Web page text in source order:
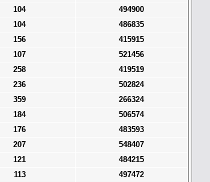
104
494900
104
486835
156
415915
107
521456
258
419519
236
502824
359
266324
184
506574
176
483593
207
548407
121
484215
113
497472